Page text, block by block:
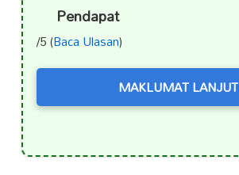
Pendapat
/5 (Baca Ulasan)
MAKLUMAT LANJUT